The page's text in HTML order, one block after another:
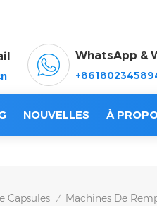
WhatsApp &
NOUVELLES À
Capsules / Machines De